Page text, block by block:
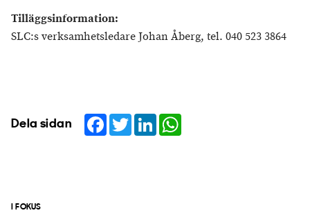
Tilläggsinformation:
SLC:s verksamhetsledare Johan Åberg, tel. 040 523 3864
Dela sidan Facebook
TwitterLinkedIn
I FOKUS